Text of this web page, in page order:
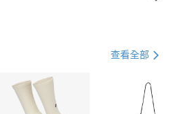
21家銀行
查看全部